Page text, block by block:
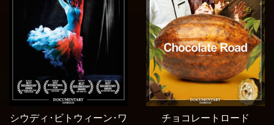
シウディ･ビトウィーン･ワ
チョコレートロード